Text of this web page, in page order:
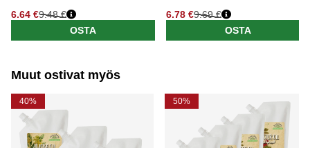
6.64 €
Normaali hinta
9.48 €
OSTA
6.78 €
Normaali hinta
9.69 €
OSTA
Muut ostivat myös
40% 50%